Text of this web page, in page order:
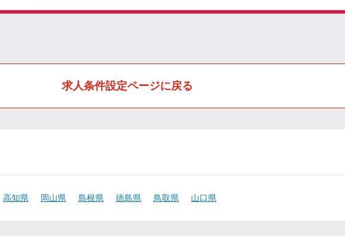
求人条件設定ページに戻る
高知県 岡山県 島根県 徳島県 鳥取県 山口県